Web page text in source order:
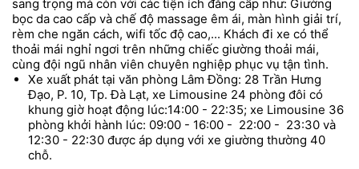
sang trọng mà còn với các tiện ích đẳng cấp như: Giường
bọc da cao cấp và chế độ massage êm ái, màn hình giải trí,
rèm che ngăn cách, wifi tốc độ cao,... Khách đi xe có thể
thoải mái nghỉ ngơi trên những chiếc giường thoải mái,
cùng đội ngũ nhân viên chuyên nghiệp phục vụ tận tình.
Xe xuất phát tại văn phòng Lâm Đồng: 28 Trần Hưng
Đạo, P. 10, Tp. Đà Lạt, xe Limousine 24 phòng đôi có
khung giờ hoạt động lúc:14:00 - 22:35; xe Limousine 36
phòng khởi hành lúc: 09:00 - 16:00 - 22:00 - 23:30 và
12:30 - 22:30 được áp dụng với xe giường thường 40
chỗ.